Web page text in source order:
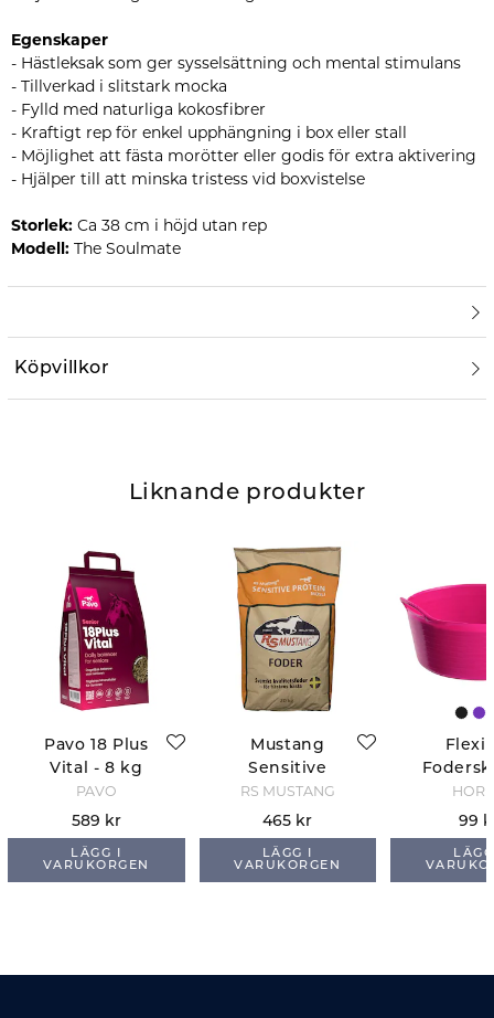
Egenskaper
- Hästleksak som ger sysselsättning och mental stimulans
- Tillverkad i slitstark mocka
- Fylld med naturliga kokosfibrer
- Kraftigt rep för enkel upphängning i box eller stall
- Möjlighet att fästa morötter eller godis för extra aktivering
- Hjälper till att minska tristess vid boxvistelse
Storlek: Ca 38 cm i höjd utan rep
Modell: The Soulmate
Köpvillkor
Liknande produkter
Pavo 18 Plus
Vital - 8 kg
PAVO
589 kr
LÄGG I
VARUKORGEN
Mustang
Sensitive
Protein Müsli
- 20 kg
RS MUSTANG
465 kr
LÄGG I
VARUKORGEN
-
99